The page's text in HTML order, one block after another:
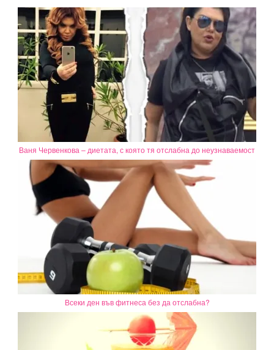
Ваня Червенкова – диетата, с която тя отслабна до неузнаваемост
Всеки ден във фитнеса без да отслабна?